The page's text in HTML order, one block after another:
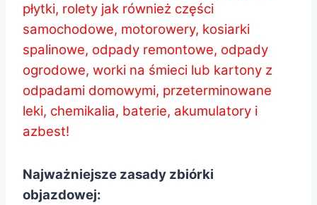
płytki, rolety jak również części
samochodowe, motorowery, kosiarki
spalinowe, odpady remontowe, odpady
ogrodowe, worki na śmieci lub kartony z
odpadami domowymi, przeterminowane
leki, chemikalia, baterie, akumulatory i
azbest!
Najważniejsze zasady zbiórki
objazdowej: